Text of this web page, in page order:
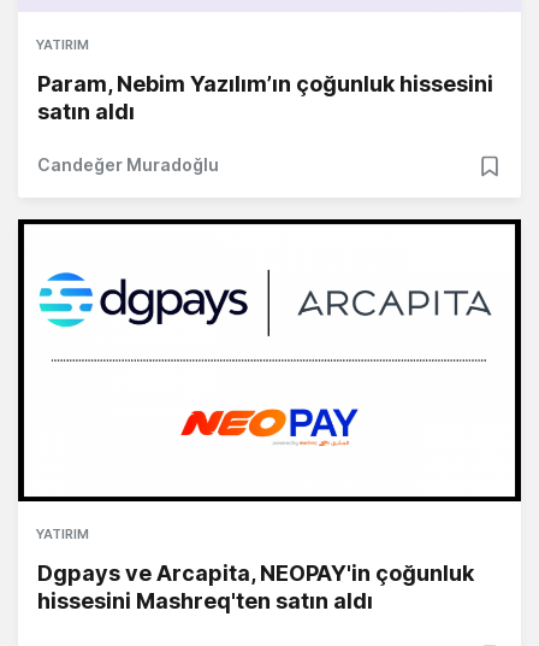
YATIRIM
Param, Nebim Yazılım’ın çoğunluk hissesini
satın aldı
Candeğer Muradoğlu
YATIRIM
Dgpays ve Arcapita, NEOPAY'in çoğunluk
hissesini Mashreq'ten satın aldı